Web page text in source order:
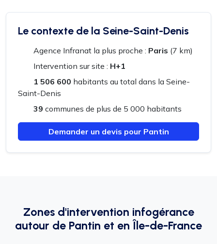
Le contexte de la Seine-Saint-Denis
Agence Infranat la plus proche : Paris (7 km)
Intervention sur site : H+1
1 506 600 habitants au total dans la Seine-
Saint-Denis
39 communes de plus de 5 000 habitants
Demander un devis pour Pantin
Zones d'intervention infogérance
autour de Pantin et en Île-de-France